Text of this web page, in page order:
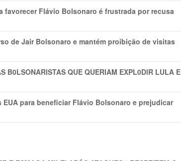
favorecer Flávio Bolsonaro é frustrada por recusa
de Jair Bolsonaro e mantém proibição de visitas
B0LSONARlSTAS QUE QUERIAM EXPL0DlR LULA E
para beneficiar Flávio Bolsonaro e prejudicar